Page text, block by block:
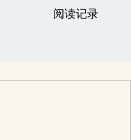
阅读记录